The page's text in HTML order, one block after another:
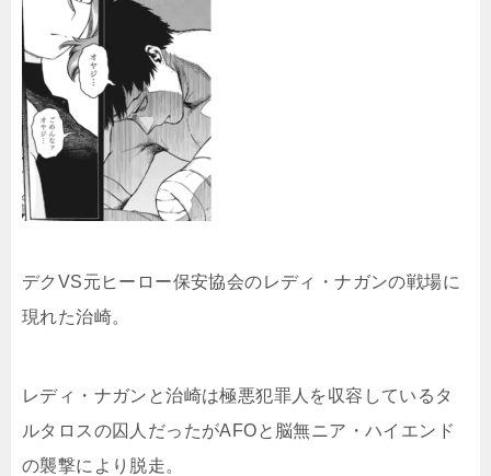
デクVS元ヒーロー保安協会のレディ・ナガンの戦場に
現れた治崎。
レディ・ナガンと治崎は極悪犯罪人を収容しているタ
ルタロスの囚人だったがAFOと脳無ニア・ハイエンド
の襲撃により脱走。